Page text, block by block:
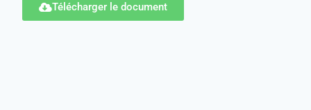
Télécharger le document